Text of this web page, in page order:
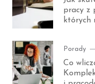
pracy z
których
Category
Porady
Co